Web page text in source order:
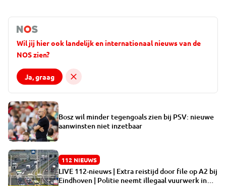
Wil jij hier ook landelijk en internationaal nieuws van de
NOS zien?
Ja, graag
Bosz wil minder tegengoals zien bij PSV: nieuwe
aanwinsten niet inzetbaar
112 NIEUWS
LIVE 112-nieuws | Extra reistijd door file op A2 bij
Eindhoven | Politie neemt illegaal vuurwerk in